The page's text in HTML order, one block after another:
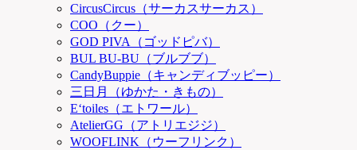
CircusCircus（サーカスサーカス）
COO（クー）
GOD PIVA（ゴッドピバ）
BUL BU-BU（ブルブブ）
CandyBuppie（キャンディブッピー）
三日月（ゆかた・きもの）
E‘toiles（エトワール）
AtelierGG（アトリエジジ）
WOOFLINK（ウーフリンク）